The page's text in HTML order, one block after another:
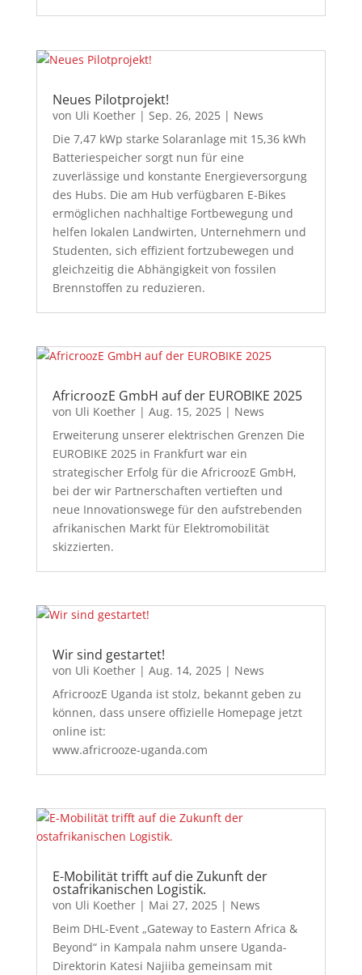
Neues Pilotprojekt!
von Uli Koether| Sep. 26, 2025| News
Die 7,47 kWp starke Solaranlage mit 15,36 kWh
Batteriespeicher sorgt nun für eine
zuverlässige und konstante Energieversorgung
des Hubs. Die am Hub verfügbaren E-Bikes
ermöglichen nachhaltige Fortbewegung und
helfen lokalen Landwirten, Unternehmern und
Studenten, sich effizient fortzubewegen und
gleichzeitig die Abhängigkeit von fossilen
Brennstoffen zu reduzieren.
AfricroozE GmbH auf der EUROBIKE 2025
von Uli Koether| Aug. 15, 2025| News
Erweiterung unserer elektrischen Grenzen Die
EUROBIKE 2025 in Frankfurt war ein
strategischer Erfolg für die AfricroozE GmbH,
bei der wir Partnerschaften vertieften und
neue Innovationswege für den aufstrebenden
afrikanischen Markt für Elektromobilität
skizzierten.
Wir sind gestartet!
von Uli Koether| Aug. 14, 2025| News
AfricroozE Uganda ist stolz, bekannt geben zu
können, dass unsere offizielle Homepage jetzt
online ist:
www.africrooze-uganda.com
E-Mobilität trifft auf die Zukunft der
ostafrikanischen Logistik.
von Uli Koether| Mai 27, 2025| News
Beim DHL-Event „Gateway to Eastern Africa &
Beyond“ in Kampala nahm unsere Uganda-
Direktorin Katesi Najiiba gemeinsam mit